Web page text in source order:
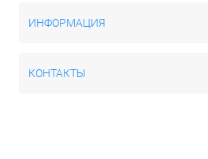
ИНФОРМАЦИЯ
КОНТАКТЫ